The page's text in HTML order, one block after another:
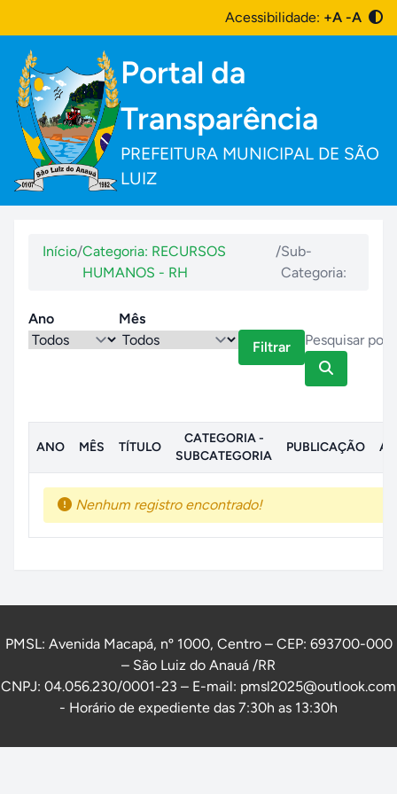
Acessibilidade: +A -A
Portal da
Transparência
PREFEITURA MUNICIPAL DE SÃO
LUIZ
Início/Categoria: RECURSOS
HUMANOS - RH
/Sub-
Categoria:
Ano
Mês
Filtrar
ANO MÊS TÍTULO
CATEGORIA -
SUBCATEGORIA
PUBLICAÇÃO
Nenhum registro encontrado!
PMSL: Avenida Macapá, nº 1000, Centro – CEP: 693700-000
– São Luiz do Anauá /RR
CNPJ: 04.056.230/0001-23 – E-mail: pmsl2025@outlook.com
- Horário de expediente das 7:30h as 13:30h